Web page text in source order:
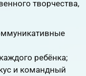
творчества,
ребёнка;
и командный